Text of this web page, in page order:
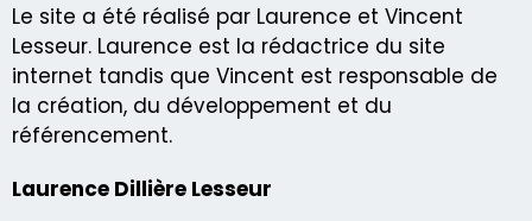
Le site a été réalisé par Laurence et Vincent
Lesseur. Laurence est la rédactrice du site
internet tandis que Vincent est responsable de
la création, du développement et du
référencement.
Laurence Dillière Lesseur